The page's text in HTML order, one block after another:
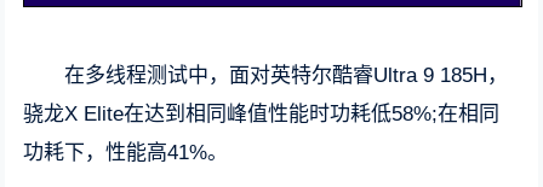
在多线程测试中，面对英特尔酷睿Ultra 9 185H，
骁龙X Elite在达到相同峰值性能时功耗低58%;在相同
功耗下，性能高41%。